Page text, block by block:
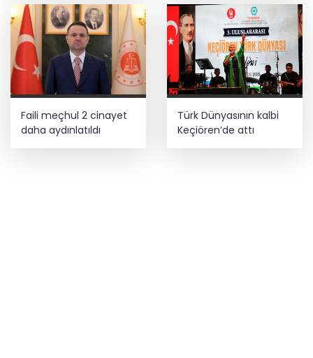
Faili meçhul 2 cinayet
daha aydınlatıldı
Türk Dünyasının kalbi
Keçiören’de attı